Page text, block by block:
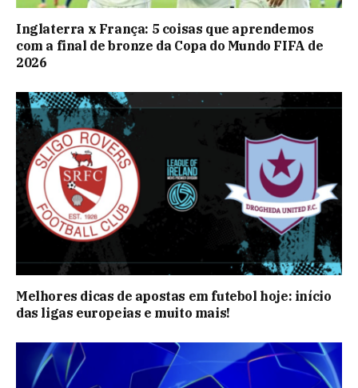
Inglaterra x França: 5 coisas que aprendemos
com a final de bronze da Copa do Mundo FIFA de
2026
Melhores dicas de apostas em futebol hoje: início
das ligas europeias e muito mais!